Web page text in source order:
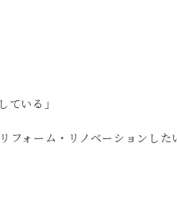
ている」
フォーム・リノベーションした